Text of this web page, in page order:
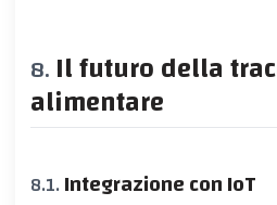
Il futuro della
alimentare
Integrazione con IoT